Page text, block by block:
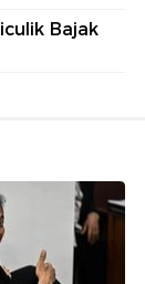
Bajak